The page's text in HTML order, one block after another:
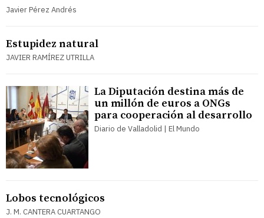
Javier Pérez Andrés
Estupidez natural
JAVIER RAMÍREZ UTRILLA
La Diputación destina más de
un millón de euros a ONGs
para cooperación al desarrollo
Diario de Valladolid | El Mundo
Lobos tecnológicos
J. M. CANTERA CUARTANGO